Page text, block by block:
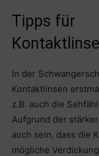
Tipps für
In der
Kontaktlinsen
z.B. auch die
Aufgrund der
auch sein, dass die
mögliche